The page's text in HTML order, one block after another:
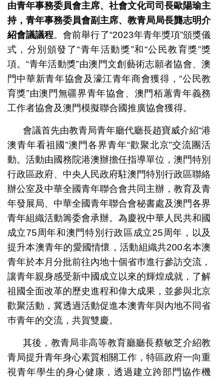
新聞發佈會
由青年事務委員會主席、社會文化司司長歐陽瑜主
持，青年事務委員會副主席、教青局局長龔志明介
紹會議議程。會前舉行了“2023年青年獎項”頒獎儀
式，分別頒發了“青年活動獎”和“公民教育獎”獎
項。“青年活動獎”由澳門文創藝術志願者協會、澳
門中華新青年協會及濠江青年商會獲得，“公民教
育獎”由澳門無疆界青年協會、澳門栢蕙青年義務
工作者協會及澳門模擬聯合國推廣協會獲得。
會議首先由教青局青年廳代廳長趙寶威介紹“港
澳青年看祖國”澳門各界青年“歡聚北京”交流團活
動。活動由國務院港澳辦擔任指導單位，澳門特別
行政區政府、中央人民政府駐澳門特別行政區聯絡
辦公室及中華全國青年聯合會共同主辦，教育及青
年發展局、中華全國青年聯合會秘書處及澳門各界
青年組織活動籌委會承辦。為慶祝中華人民共和國
成立75周年和澳門特別行政區成立25周年，以及
提升本澳青年的愛國情懷，活動組織共200名本澳
青年於本月分批前往內地十個省巿進行參訪交流，
讓青年親身感受新中國成立以來的輝煌成就，了解
祖國全面改革的歷史進程和偉大成果，並參與北京
歡聚活動，冀透過活動促進本澳青年與內地不同省
巿青年的交流，共賀雙慶。
其後，教青局非高等教育廳廳長蔡敏芝介紹教
青局提升青年身心素質相關工作，特區政府一向重
視青年學生的身心健康，透過建立跨部門協作機